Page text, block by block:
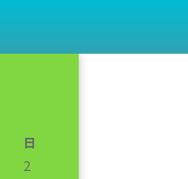
日
2